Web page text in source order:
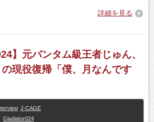
詳細を見る
】元バンタム級王者じゅん、
現役復帰「僕、月なんです
J-CAGE
Gladiator024